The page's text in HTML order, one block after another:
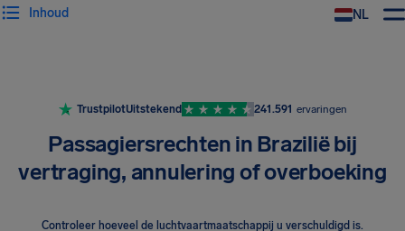
NL
Inhoud
TrustpilotUitstekend 241.591 ervaringen
Passagiersrechten in Brazilië bij
vertraging, annulering of overboeking
Controleer hoeveel de luchtvaartmaatschappij u verschuldigd is.